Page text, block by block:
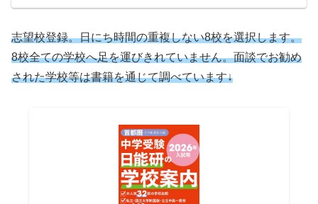
志望校登録。日にち時間の重複しない8校を選択します。
8校全ての学校へ足を運びきれていません。面談でお勧め
された学校等は書籍を通じて調べています↓